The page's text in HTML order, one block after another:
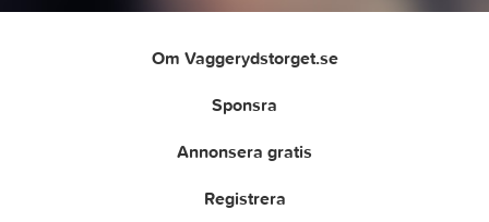
Om Vaggerydstorget.se
Sponsra
Annonsera gratis
Registrera